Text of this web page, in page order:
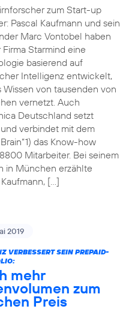
zum Start-up
Pascal Kaufmann und sein
Marc Vontobel haben
Firma Starmind eine
basierend auf
Intelligenz entwickelt,
Wissen von tausenden von
vernetzt. Auch
Deutschland setzt
verbindet mit dem
das Know-how
Mitarbeiter. Bei seinem
in München erzählte
[…]
2019
VERBESSERT SEIN PREPAID-
mehr
zum
Preis